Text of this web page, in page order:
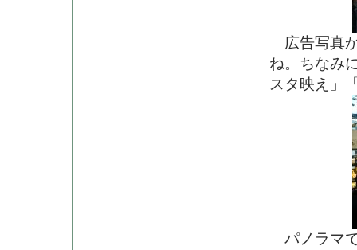
広告写真
ね。ちなみ
スタ映え」
パノラマ